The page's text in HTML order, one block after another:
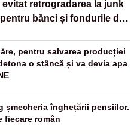
evitat retrogradarea la junk
bănci și fondurile de
pentru salvarea producției
o stâncă și va devia apa
șmecheria înghețării pensiilor.
fiecare român